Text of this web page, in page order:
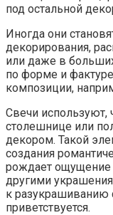
под остальной
Иногда они
декорирования,
или даже в
по форме и
композиции,
Свечи используют,
столешнице или
декором. Такой
создания
рождает ощущение
другими
к разукрашиванию
приветствуется.